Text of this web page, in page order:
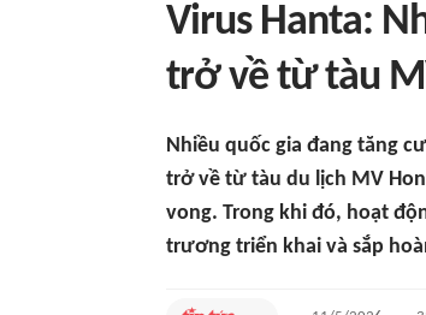
Virus Hanta:
trở về từ tàu
Nhiều quốc gia đang tăng
trở về từ tàu du lịch MV
vong. Trong khi đó, hoạt
trương triển khai và sắp